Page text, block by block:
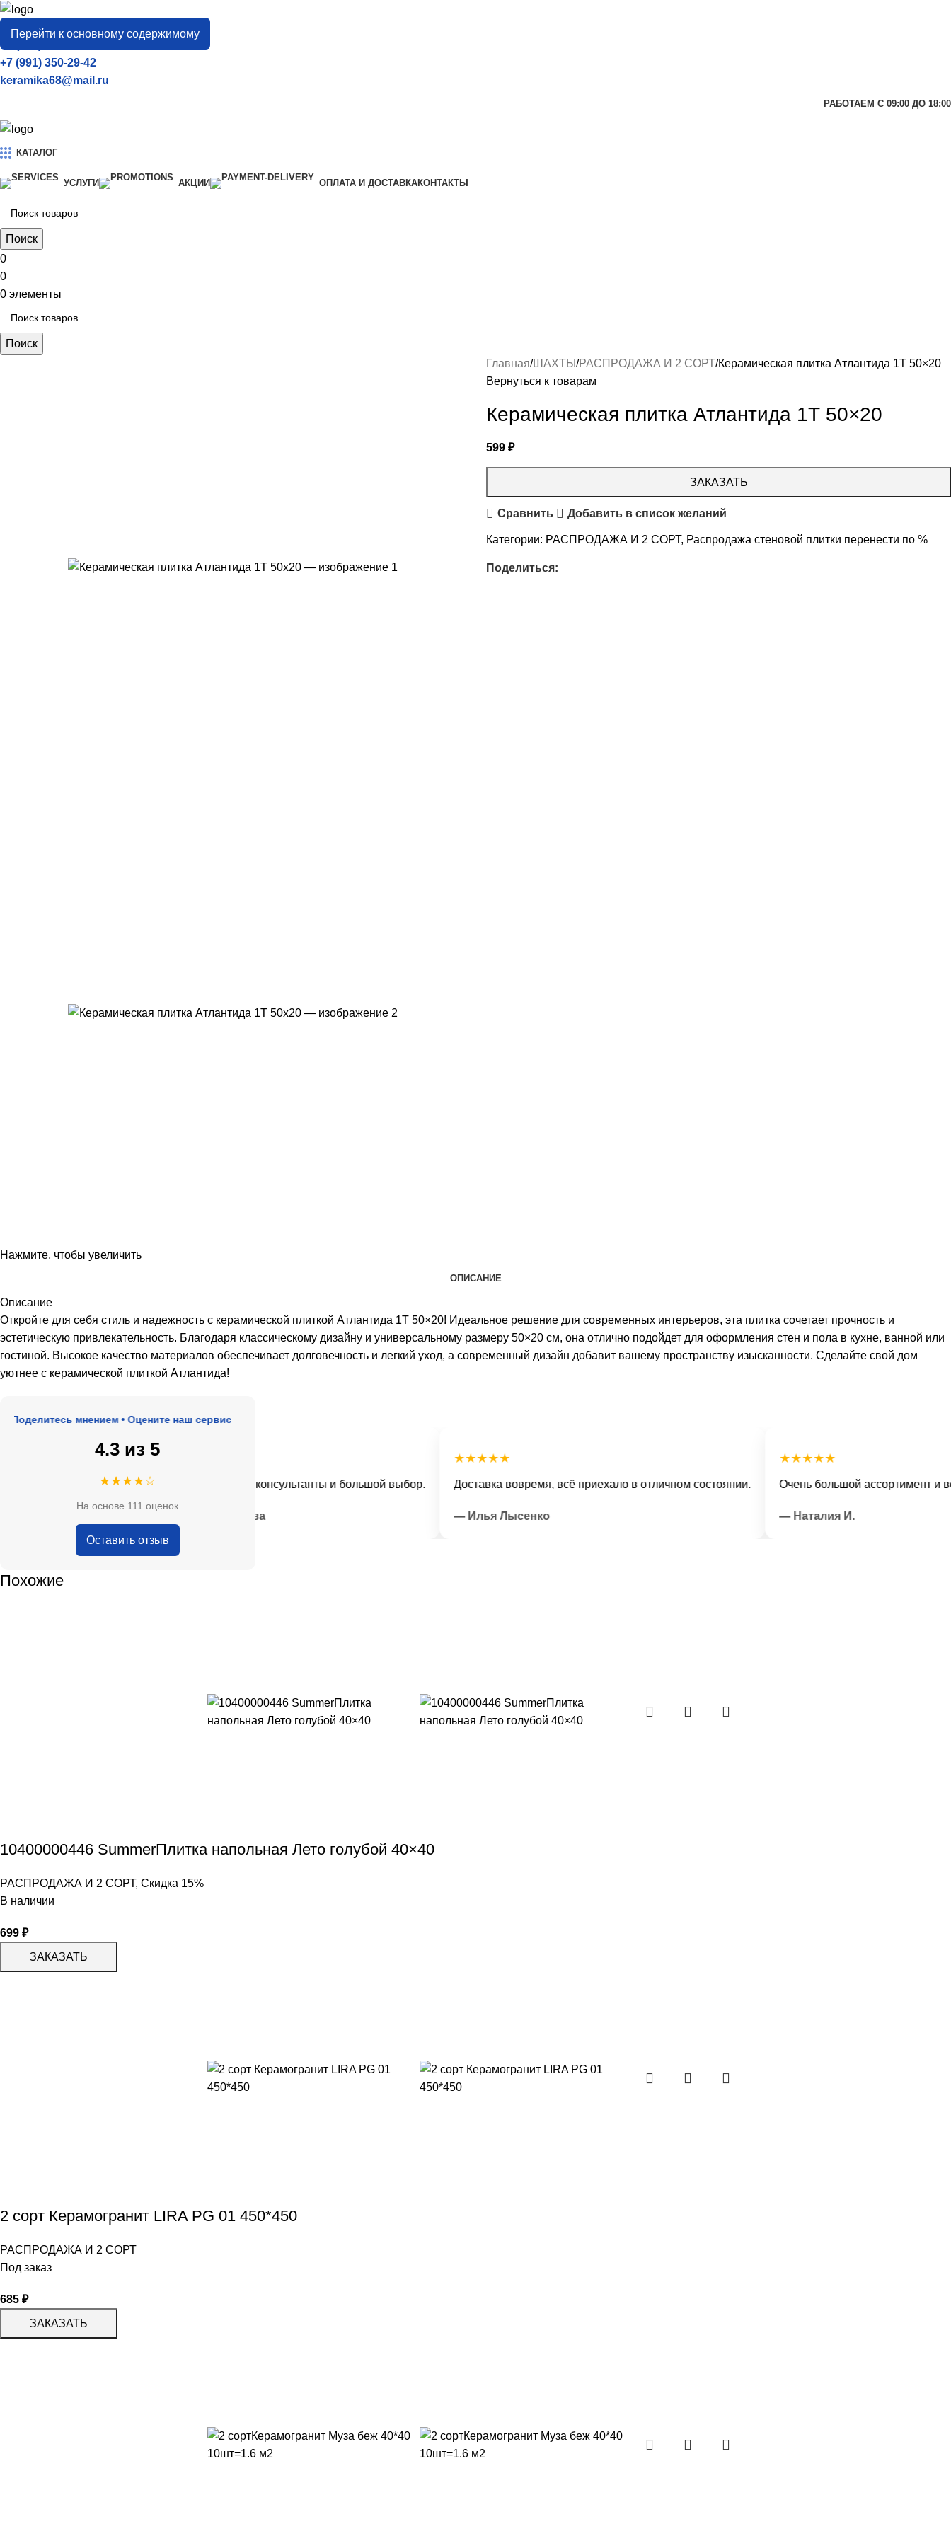
Перейти к основному содержимому
город
Тамбов
+7 (906) 657-33-54
+7 (991) 350-29-42
keramika68@mail.ru
РАБОТАЕМ С 09:00 ДО 18:00
КАТАЛОГ
УСЛУГИ АКЦИИ ОПЛАТА И ДОСТАВКАКОНТАКТЫ
Поиск
0
0
0 элементы
Поиск
Нажмите, чтобы увеличить
Главная ШАХТЫ РАСПРОДАЖА И 2 СОРТ Керамическая плитка Атлантида 1Т 50×20
Вернуться к товарам
Керамическая плитка Атлантида 1Т 50×20
599 ₽
ЗАКАЗАТЬ
Сравнить Добавить в список желаний
Категории: РАСПРОДАЖА И 2 СОРТ, Распродажа стеновой плитки перенести по %
Поделиться:
ОПИСАНИЕ
Описание
Откройте для себя стиль и надежность с керамической плиткой Атлантида 1Т 50×20! Идеальное решение для современных интерьеров, эта плитка сочетает прочность и
эстетическую привлекательность. Благодаря классическому дизайну и универсальному размеру 50×20 см, она отлично подойдет для оформления стен и пола в кухне, ванной или
гостиной. Высокое качество материалов обеспечивает долговечность и легкий уход, а современный дизайн добавит вашему пространству изысканности. Сделайте свой дом
уютнее с керамической плиткой Атлантида!
мнением • Оцените наш сервис
4.3 из 5
★★★★☆
На основе 111 оценок
Оставить отзыв
адекватные цены.
★★★★★
Очень приятные консультанты и большой выбор.
★★★★★
Доставка вовремя, всё приехало в отличном состоянии.
— Илья Лысенко
★★★★★
Очень большой ассортимент и
— Наталия И.
Похожие
10400000446 SummerПлитка напольная Лето голубой 40×40
РАСПРОДАЖА И 2 СОРТ, Скидка 15%
В наличии
699 ₽
ЗАКАЗАТЬ
2 сорт Керамогранит LIRA PG 01 450*450
РАСПРОДАЖА И 2 СОРТ
Под заказ
685 ₽
ЗАКАЗАТЬ